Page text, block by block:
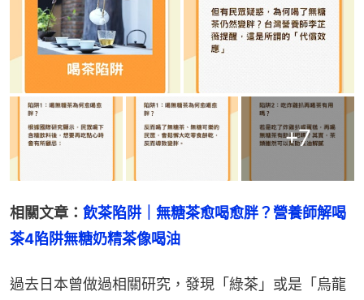
+7
相關文章： 飲茶陷阱｜無糖茶愈喝愈胖？營養師解喝
茶4陷阱無糖奶精茶像喝油
過去日本曾做過相關研究，發現「綠茶」或是「烏龍